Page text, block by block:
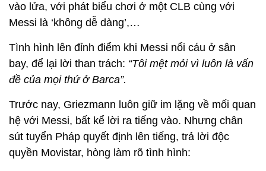
vào lửa, với phát biểu chơi ở một CLB cùng với
Messi là ‘không dễ dàng’,…
Tình hình lên đỉnh điểm khi Messi nổi cáu ở sân
bay, để lại lời than trách: “Tôi mệt mỏi vì luôn là vấn
đề của mọi thứ ở Barca”.
Trước nay, Griezmann luôn giữ im lặng về mối quan
hệ với Messi, bất kể lời ra tiếng vào. Nhưng chân
sút tuyển Pháp quyết định lên tiếng, trả lời độc
quyền Movistar, hòng làm rõ tình hình: